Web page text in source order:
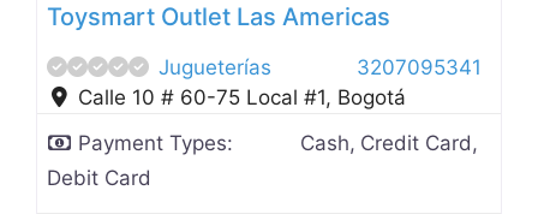
Toysmart Outlet Las Americas
3207095341
Jugueterías
Calle 10 # 60-75 Local #1, Bogotá
Payment Types:
Cash, Credit Card,
Debit Card